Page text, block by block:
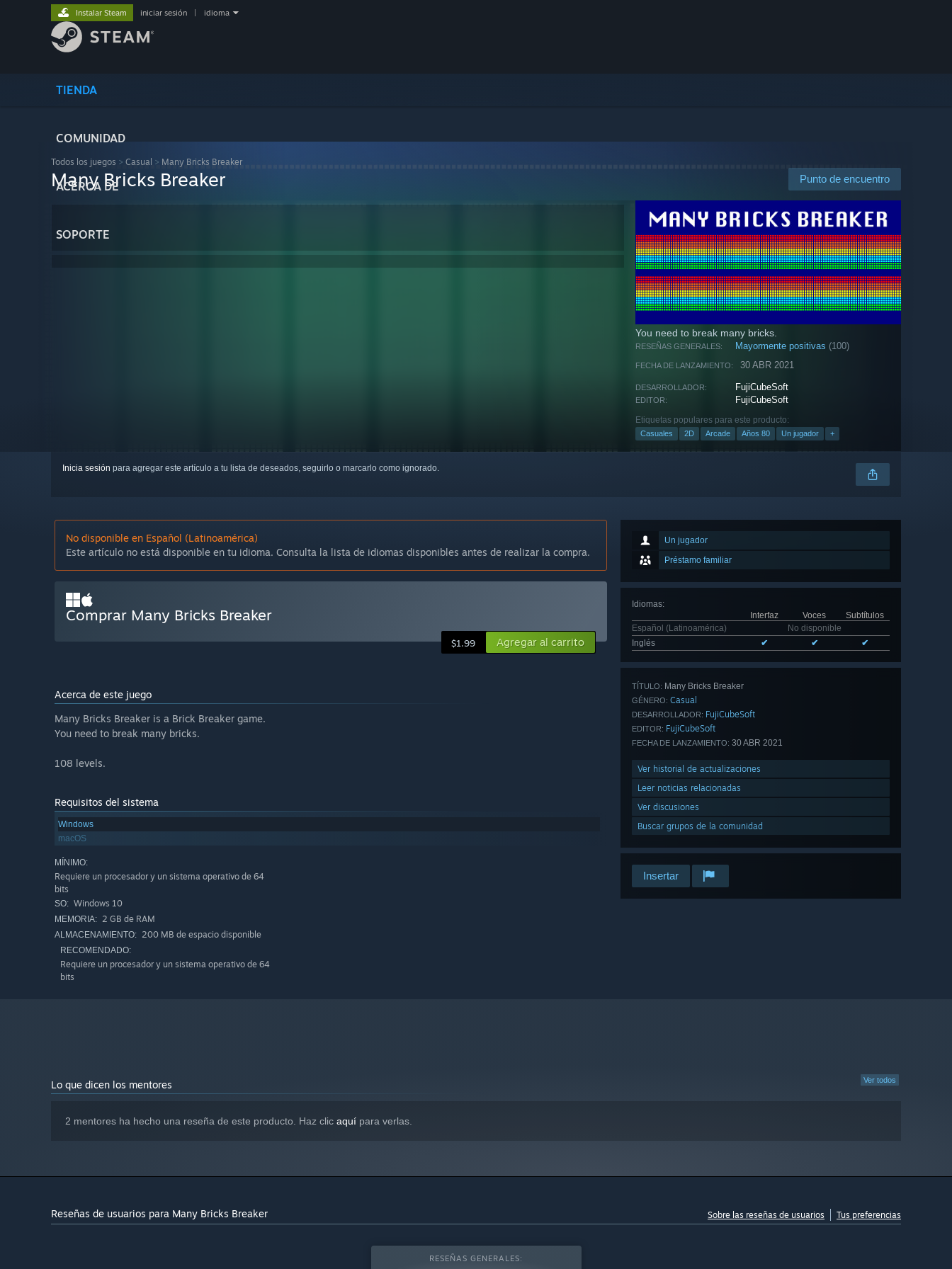
TIENDA
COMUNIDAD
ACERCA DE
SOPORTE
Instalar Steam iniciar sesión idioma
Todos los juegos > Casual > Many Bricks Breaker
Punto de encuentro
Many Bricks Breaker
You need to break many bricks.
RESEÑAS GENERALES: Mayormente positivas (100)
FECHA DE LANZAMIENTO: 30 ABR 2021
DESARROLLADOR: FujiCubeSoft
EDITOR: FujiCubeSoft
Etiquetas populares para este producto:
Casuales 2D Arcade Años 80 Un jugador +
Inicia sesión para agregar este artículo a tu lista de deseados, seguirlo o marcarlo como ignorado.
Un jugador
Préstamo familiar
Idiomas:
Interfaz
Voces
Subtítulos
Español (Latinoamérica)
No disponible
Inglés
✔ ✔ ✔
TÍTULO: Many Bricks Breaker
GÉNERO: Casual
DESARROLLADOR: FujiCubeSoft
EDITOR: FujiCubeSoft
FECHA DE LANZAMIENTO: 30 ABR 2021
Ver historial de actualizaciones
Leer noticias relacionadas
Ver discusiones
Buscar grupos de la comunidad
Insertar
No disponible en Español (Latinoamérica)
Este artículo no está disponible en tu idioma. Consulta la lista de idiomas disponibles antes de realizar la compra.
Comprar Many Bricks Breaker
$1.99 Agregar al carrito
Acerca de este juego
Many Bricks Breaker is a Brick Breaker game.
You need to break many bricks.
108 levels.
Requisitos del sistema
Windows
macOS
MÍNIMO:
Requiere un procesador y un sistema operativo de 64
bits
SO: Windows 10
MEMORIA: 2 GB de RAM
ALMACENAMIENTO: 200 MB de espacio disponible
RECOMENDADO:
Requiere un procesador y un sistema operativo de 64
bits
Ver todos
Lo que dicen los mentores
2 mentores ha hecho una reseña de este producto. Haz clic aquí para verlas.
Reseñas de usuarios para Many Bricks Breaker Sobre las reseñas de usuarios Tus preferencias
RESEÑAS GENERALES: